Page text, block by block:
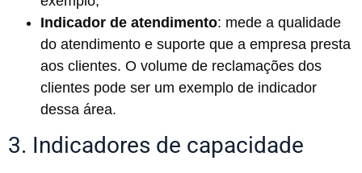
Indicador de atendimento: mede a qualidade
do atendimento e suporte que a empresa presta
aos clientes. O volume de reclamações dos
clientes pode ser um exemplo de indicador
dessa área.
3. Indicadores de capacidade